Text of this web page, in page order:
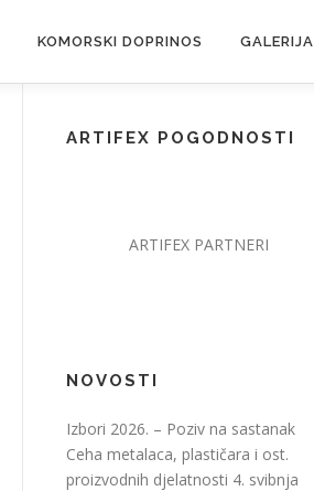
KOMORSKI DOPRINOS GALERIJA
ARTIFEX POGODNOSTI
ARTIFEX PARTNERI
NOVOSTI
Izbori 2026. – Poziv na sastanak
Ceha metalaca, plastičara i ost.
proizvodnih djelatnosti 4. svibnja